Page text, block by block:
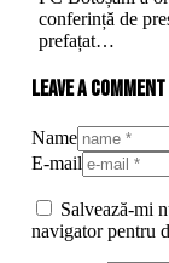
conferință de
prefațat…
Leave a comment
Name
E-mail
Salvează-mi
navigator pentru